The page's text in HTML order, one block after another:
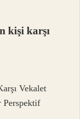
kişi karşı
Vekalet